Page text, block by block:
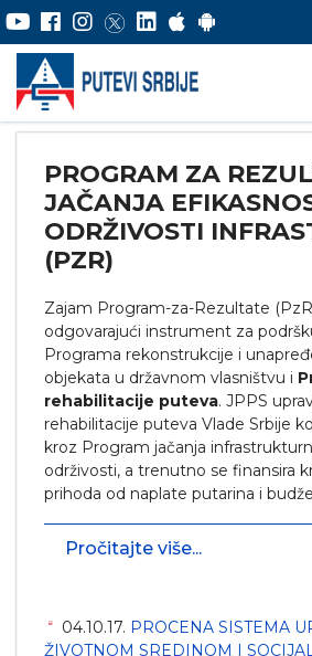
PROGRAM ZA
JAČANJA
ODRŽIVOSTI
(PZR)
Zajam Program-za-Rezultate
odgovarajući instrument za
Programa rekonstrukcije i
objekata u državnom vlasništvu i
rehabilitacije puteva. JPPS
rehabilitacije puteva Vlade Srbije
kroz Program jačanja
održivosti, a trenutno se finansira
prihoda od naplate putarina i
Pročitajte više...
04.10.17. PROCENA SISTEMA
ŽIVOTNOM SREDINOM I